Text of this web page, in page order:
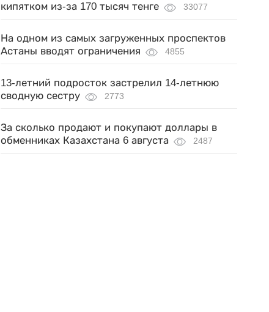
кипятком из-за 170 тысяч тенге
33077
На одном из самых загруженных проспектов
Астаны вводят ограничения
4855
13-летний подросток застрелил 14-летнюю
сводную сестру
2773
За сколько продают и покупают доллары в
обменниках Казахстана 6 августа
2487